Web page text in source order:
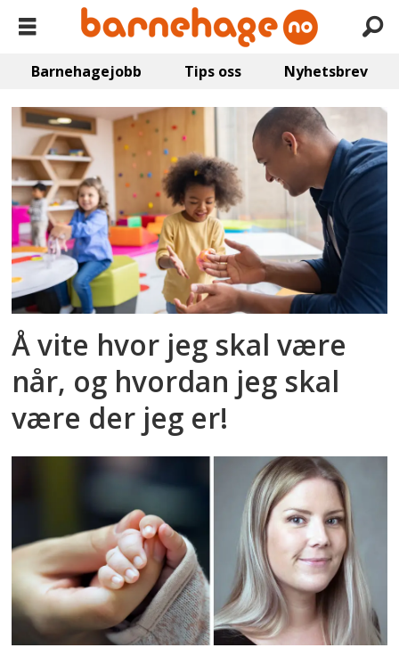
Barnehagejobb Tips oss Nyhetsbrev
Emne:
relasjoner
Å vite hvor jeg skal være
når, og hvordan jeg skal
være der jeg er!